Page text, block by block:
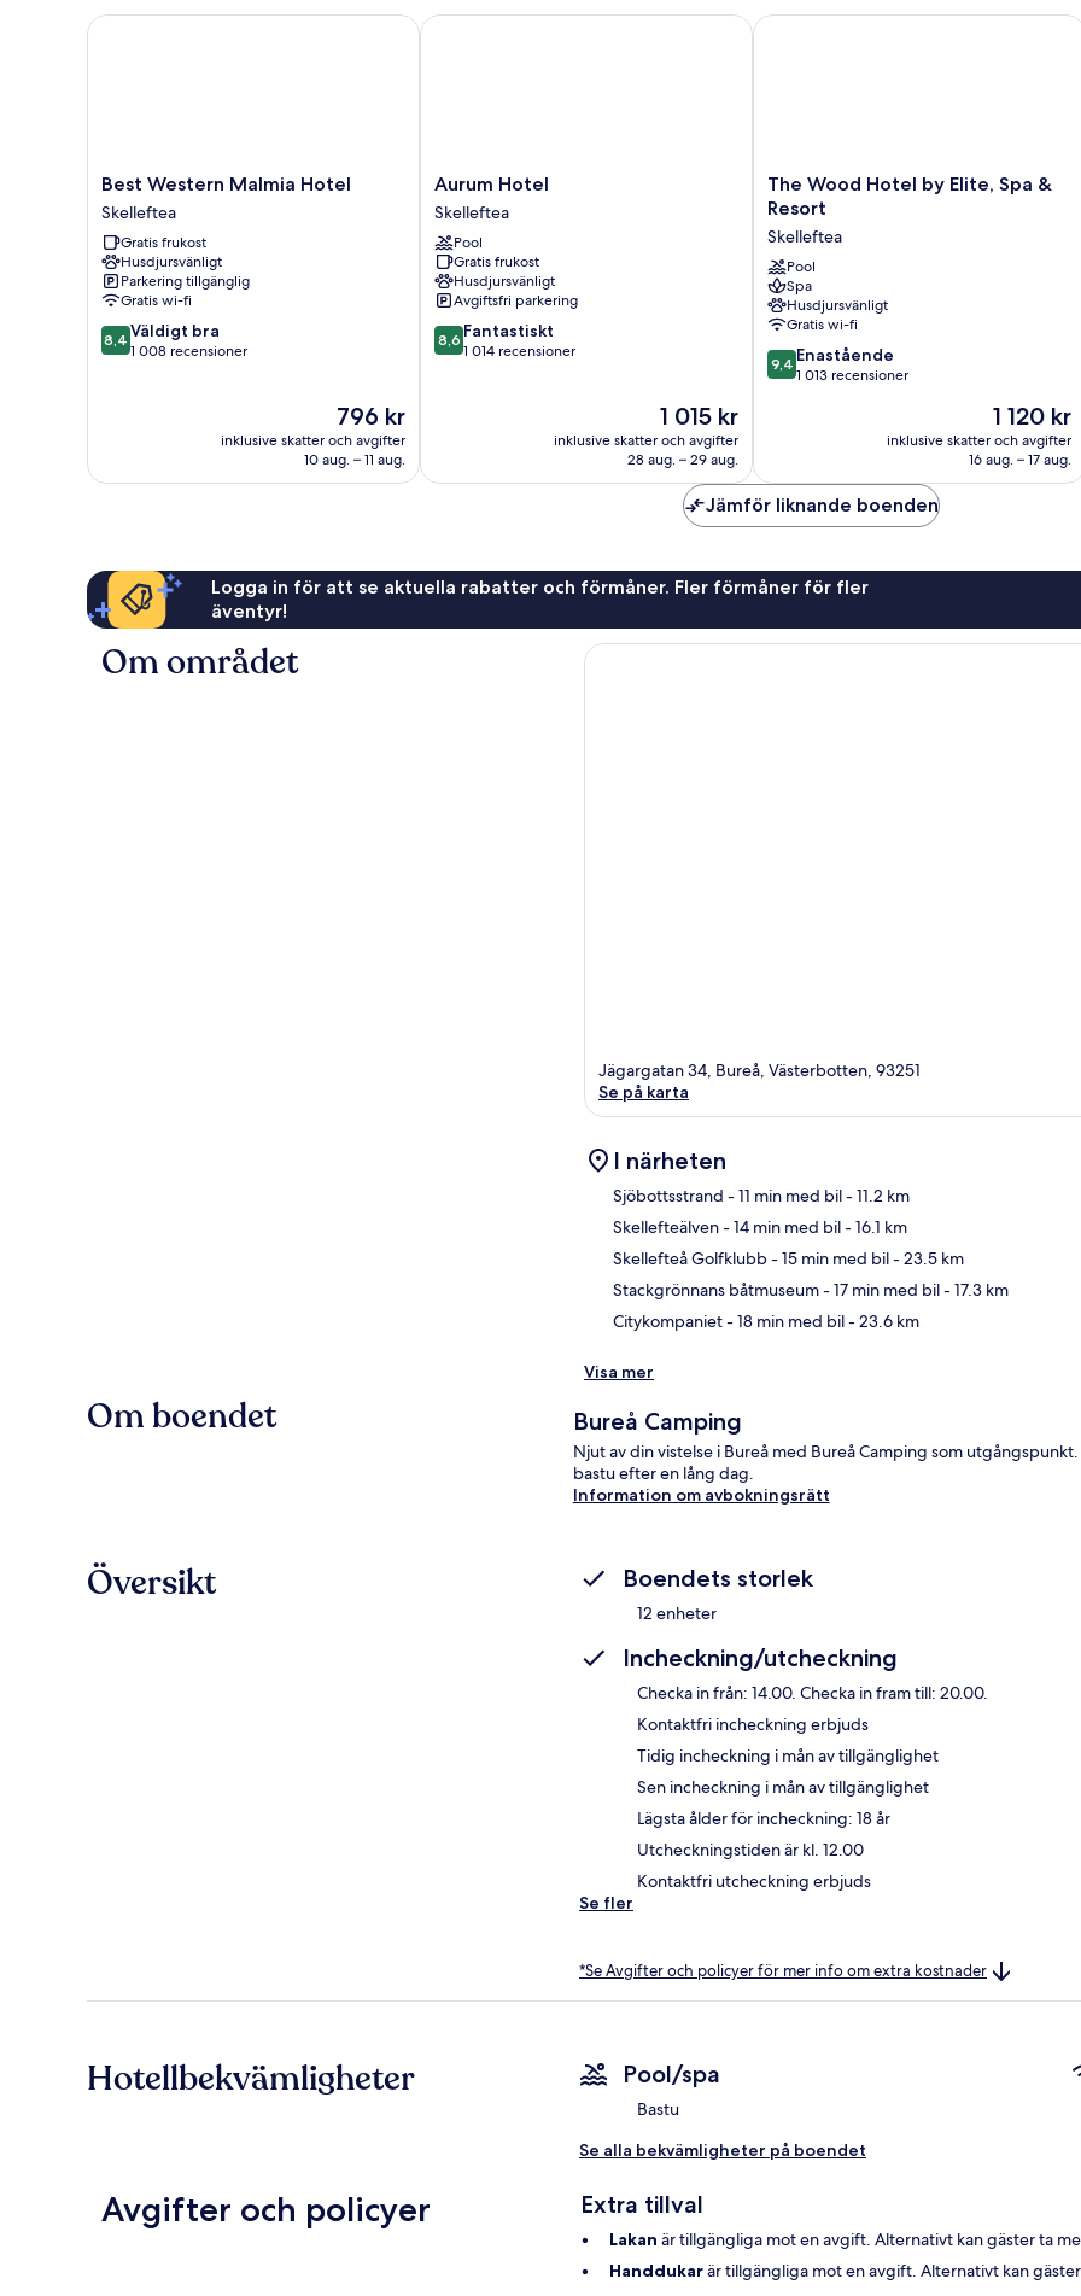
Best
Western
Malmia
Hotel
Skelleftea
Best Western Malmia Hotel
Skelleftea
Gratis frukost
Husdjursvänligt
Parkering tillgänglig
Gratis wi-fi
8.4
av
1 008 recensioner
8,4 Väldigt bra
1 008 recensioner
Priset
är
796 kr
796 kr
inklusive skatter och avgifter
10 aug. – 11 aug.
Best Western Malmia Hotel
Aurum
Hotel
Skelleftea
Aurum Hotel
Skelleftea
Pool
Gratis frukost
Husdjursvänligt
Avgiftsfri parkering
8.6
av
8,6 Fantastiskt
1 014 recensioner
Priset
är
1 015 kr
1 015 kr
inklusive skatter och avgifter
28 aug. – 29 aug.
Aurum Hotel
The
Wood
by
Elite,
Spa
&
Resort
Skelleftea
The Wood Hotel by Elite, Spa &
Resort
Skelleftea
Pool
Spa
Husdjursvänligt
Gratis wi-fi
9.4
av
1 013 recensioner
9,4 Enastående
1 013 recensioner
Priset
är
1 120 kr
1 120 kr
inklusive skatter och avgifter
16 aug. – 17 aug.
The Wood Hotel by Elite, Spa &
Jämför liknande boenden
Logga in för att se aktuella rabatter och förmåner. Fler förmåner för fler
äventyr!
Om området
Jägargatan 34, Bureå, Västerbotten, 93251
Se på karta
I närheten
Sjöbottsstrand - 11 min med bil- 11.2 km
Skellefteälven- 14 min med bil- 16.1 km
Skellefteå Golfklubb- 15 min med bil- 23.5 km
Stackgrönnans båtmuseum- 17 min med bil- 17.3 km
Citykompaniet- 18 min med bil- 23.6 km
Visa mer
Om boendet Bureå Camping
Njut av din vistelse i Bureå med Bureå Camping som
bastu efter en lång dag.
Information om avbokningsrätt
Översikt Boendets storlek
12 enheter
Incheckning/utcheckning
Checka in från: 14.00. Checka in fram till: 20.00.
Kontaktfri incheckning erbjuds
Tidig incheckning i mån av tillgänglighet
Sen incheckning i mån av tillgänglighet
Lägsta ålder för incheckning: 18 år
Utcheckningstiden är kl. 12.00
Kontaktfri utcheckning erbjuds
Se fler
*Se Avgifter och policyer för mer info om extra kostnader
Hotellbekvämligheter Pool/spa
Bastu
Se alla bekvämligheter på boendet
Avgifter och policyer Extra tillval
Lakan är tillgängliga mot en avgift. Alternativt kan gäster ta
Handdukarär tillgängliga mot en avgift. Alternativt kan